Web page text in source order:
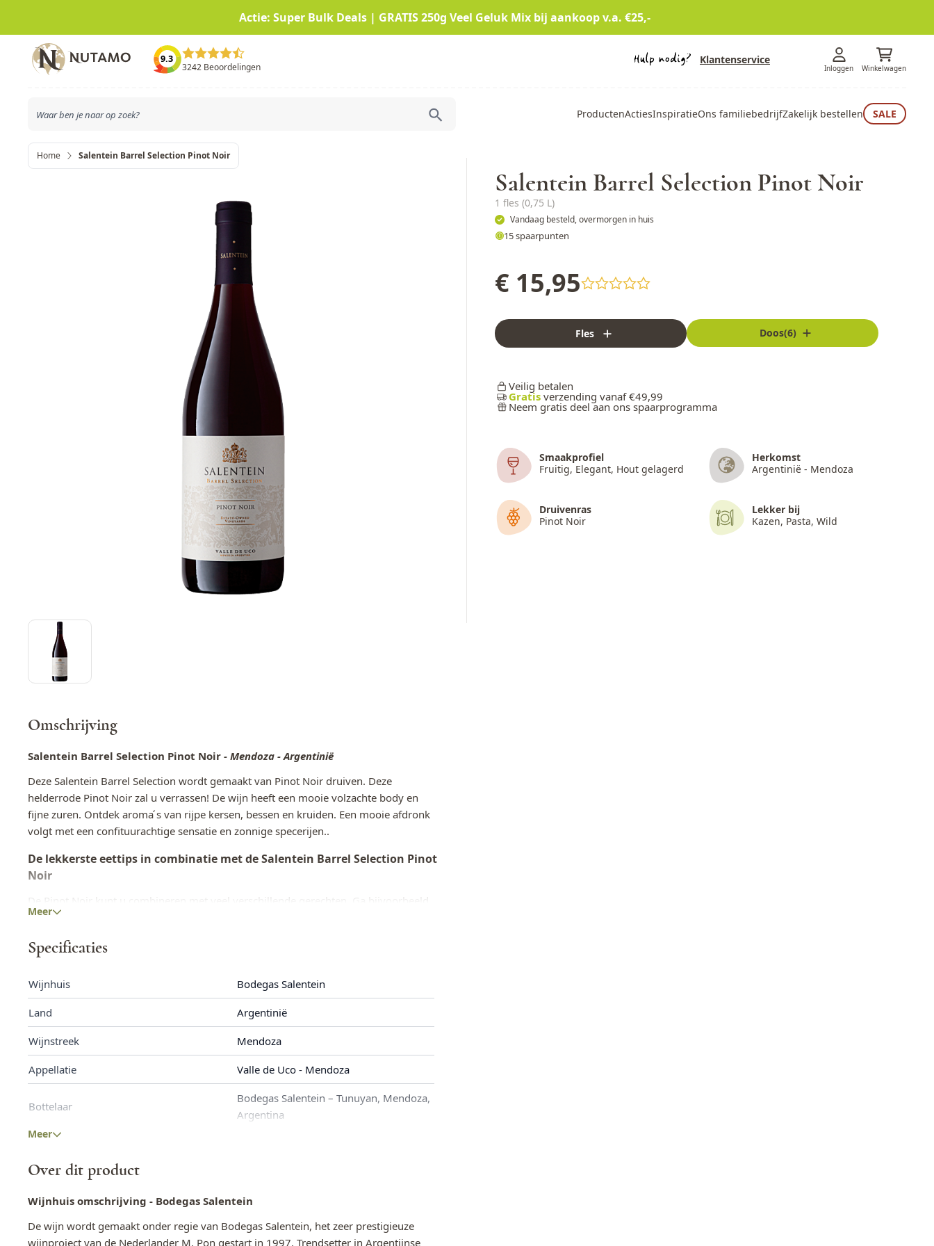
Actie: Super Bulk Deals | GRATIS 250g Veel Geluk Mix bij aankoop v.a. €25,-
Ga naar de inhoud
9.3
3242 Beoordelingen
Klantenservice
Inloggen Winkelwagen
ProductenActiesInspiratieOns familiebedrijfZakelijk bestellen SALE
Home Salentein Barrel Selection Pinot Noir
Salentein Barrel Selection Pinot Noir
1 fles (0,75 L)
Vandaag besteld, overmorgen in huis
15 spaarpunten
€ 15,95
Fles Doos(6)
Veilig betalen
Gratis verzending vanaf €49,99
Neem gratis deel aan ons spaarprogramma
Smaakprofiel
Fruitig, Elegant, Hout gelagerd
Lekker bij
Kazen, Pasta, Wild
Herkomst
Argentinië - Mendoza
Druivenras
Pinot Noir
Omschrijving
Salentein Barrel Selection Pinot Noir - Mendoza - Argentinië
Deze Salentein Barrel Selection wordt gemaakt van Pinot Noir druiven. Deze
helderrode Pinot Noir zal u verrassen! De wijn heeft een mooie volzachte body en
fijne zuren. Ontdek aroma ́s van rijpe kersen, bessen en kruiden. Een mooie afdronk
volgt met een confituurachtige sensatie en zonnige specerijen..
De lekkerste eettips in combinatie met de Salentein Barrel Selection Pinot
Noir
De Pinot Noir kunt u combineren met veel verschillende gerechten. Ga bijvoorbeeld
voor pasta’s met romige sauzen en champignons, wild gerechten of rijke
Topprestatie!
90 punten - Tim Atkin
8+ in De Grote Hamersma
Meer
Specificaties
Wijnhuis Bodegas Salentein
Land Argentinië
Wijnstreek Mendoza
Appellatie Valle de Uco - Mendoza
Bottelaar
Bodegas Salentein – Tunuyan, Mendoza,
Argentina
Druivenras
Fles inhoud 0,75 L
Allergenen Bevat Sulfieten
Meer
Over dit product
Wijnhuis omschrijving - Bodegas Salentein
De wijn wordt gemaakt onder regie van Bodegas Salentein, het zeer prestigieuze
wijnproject van de Nederlander M. Pon gestart in 1997. Trendsetter in Argentijnse